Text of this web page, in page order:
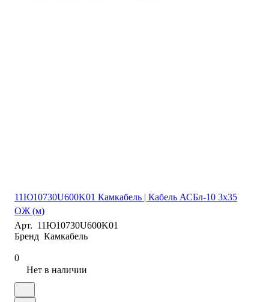
11Ю10730U600K01 Камкабель | Кабель АСБл-10 3х35
ОЖ (м)
Арт. 11Ю10730U600K01
Бренд Камкабель
0
Нет в наличии